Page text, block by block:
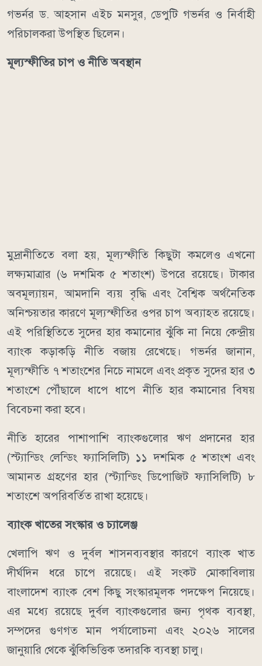
গভর্নর ড. আহসান এইচ মনসুর, ডেপুটি গভর্নর ও নির্বাহী
পরিচালকরা উপস্থিত ছিলেন।
মূল্যস্ফীতির চাপ ও নীতি অবস্থান
মুদ্রানীতিতে বলা হয়, মূল্যস্ফীতি কিছুটা কমলেও এখনো
লক্ষ্যমাত্রার (৬ দশমিক ৫ শতাংশ) উপরে রয়েছে। টাকার
অবমূল্যায়ন, আমদানি ব্যয় বৃদ্ধি এবং বৈশ্বিক অর্থনৈতিক
অনিশ্চয়তার কারণে মূল্যস্ফীতির ওপর চাপ অব্যাহত রয়েছে।
এই পরিস্থিতিতে সুদের হার কমানোর ঝুঁকি না নিয়ে কেন্দ্রীয়
ব্যাংক কড়াকড়ি নীতি বজায় রেখেছে। গভর্নর জানান,
মূল্যস্ফীতি ৭ শতাংশের নিচে নামলে এবং প্রকৃত সুদের হার ৩
শতাংশে পৌঁছালে ধাপে ধাপে নীতি হার কমানোর বিষয়
বিবেচনা করা হবে।
নীতি হারের পাশাপাশি ব্যাংকগুলোর ঋণ প্রদানের হার
(স্ট্যান্ডিং লেন্ডিং ফ্যাসিলিটি) ১১ দশমিক ৫ শতাংশ এবং
আমানত গ্রহণের হার (স্ট্যান্ডিং ডিপোজিট ফ্যাসিলিটি) ৮
শতাংশে অপরিবর্তিত রাখা হয়েছে।
ব্যাংক খাতের সংস্কার ও চ্যালেঞ্জ
খেলাপি ঋণ ও দুর্বল শাসনব্যবস্থার কারণে ব্যাংক খাত
দীর্ঘদিন ধরে চাপে রয়েছে। এই সংকট মোকাবিলায়
বাংলাদেশ ব্যাংক বেশ কিছু সংস্কারমূলক পদক্ষেপ নিয়েছে।
এর মধ্যে রয়েছে দুর্বল ব্যাংকগুলোর জন্য পৃথক ব্যবস্থা,
সম্পদের গুণগত মান পর্যালোচনা এবং ২০২৬ সালের
জানুয়ারি থেকে ঝুঁকিভিত্তিক তদারকি ব্যবস্থা চালু।